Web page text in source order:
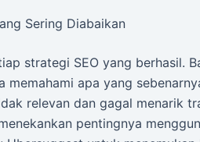
Sering Diabaikan
strategi SEO yang berhasil.
apa yang
relevan dan gagal menarik
pentingnya